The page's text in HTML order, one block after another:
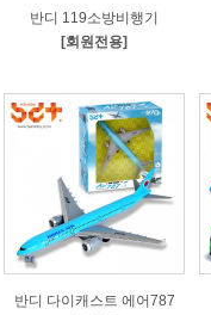
반디 119소방비행기
[회원전용]
반디 다이캐스트 에어787